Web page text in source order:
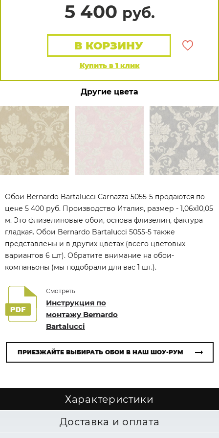
5 400 руб.
Купить в 1 клик
В КОРЗИНУ
Другие цвета
Обои Bernardo Bartalucci Carnazza 5055-5 продаются по
цене 5 400 руб. Производство Италия, размер - 1,06x10,05
м. Это флизелиновые обои, основа флизелин, фактура
гладкая. Обои Bernardo Bartalucci 5055-5 также
представлены и в других цветах (всего цветовых
вариантов 6 шт). Обратите внимание на обои-
компаньоны (мы подобрали для вас 1 шт.).
Смотреть
Инструкция по
монтажу Bernardo
Bartalucci
ПРИЕЗЖАЙТЕ ВЫБИРАТЬ ОБОИ В НАШ ШОУ-РУМ
Характеристики
Доставка и оплата